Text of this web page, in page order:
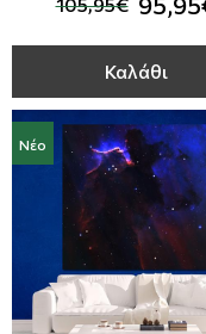
Καλάθι
Νέο